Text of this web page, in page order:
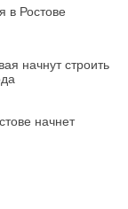
в Ростове
начнут строить
начнет